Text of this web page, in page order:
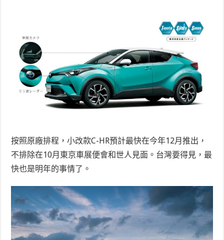
按照原廠排程，小改款C-HR預計最快在今年12月推出，
不排除在10月東京車展便會和世人見面。台灣要得見，最
快也是明年的事情了。